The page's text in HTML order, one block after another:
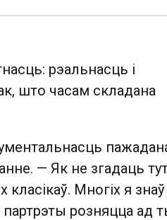
рэальнасць і
што часам складана
— Як не згадаць
Многіх я знаў
партрэты розняцца ад